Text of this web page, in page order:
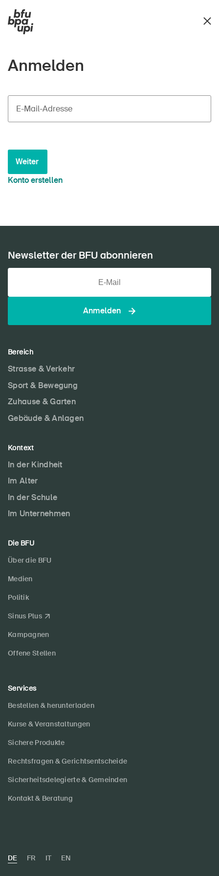
Anmelden
E-Mail-Adresse
Weiter
Konto erstellen
Newsletter der BFU abonnieren
Anmelden
Bereich
Strasse & Verkehr
Sport & Bewegung
Zuhause & Garten
Gebäude & Anlagen
Kontext
In der Kindheit
Im Alter
In der Schule
Im Unternehmen
Die BFU
Über die BFU
Medien
Politik
Sinus Plus
Kampagnen
Offene Stellen
Services
Bestellen & herunterladen
Kurse & Veranstaltungen
Sichere Produkte
Rechtsfragen & Gerichtsentscheide
Sicherheitsdelegierte & Gemeinden
Kontakt & Beratung
DE FR IT EN